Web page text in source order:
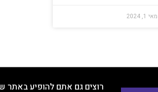
מאי 1, 2024
רוצים גם אתם להופיע באתר